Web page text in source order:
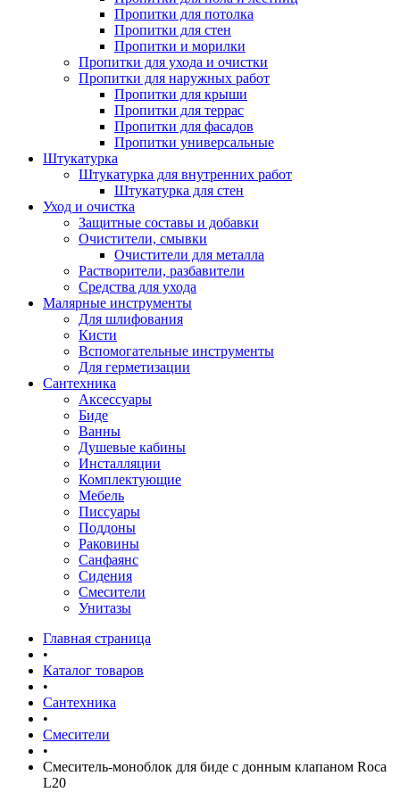
Пропитки для потолка
Пропитки для стен
Пропитки и морилки
Пропитки для ухода и очистки
Пропитки для наружных работ
Пропитки для крыши
Пропитки для террас
Пропитки для фасадов
Пропитки универсальные
Штукатурка
Штукатурка для внутренних работ
Штукатурка для стен
Уход и очистка
Защитные составы и добавки
Очистители, смывки
Очистители для металла
Растворители, разбавители
Средства для ухода
Малярные инструменты
Для шлифования
Кисти
Вспомогательные инструменты
Для герметизации
Сантехника
Аксессуары
Биде
Ванны
Душевые кабины
Инсталляции
Комплектующие
Мебель
Писсуары
Поддоны
Раковины
Санфаянс
Сидения
Смесители
Унитазы
Главная страница
•
Каталог товаров
•
Сантехника
•
Смесители
•
Смеситель-моноблок для биде с донным клапаном Roca
L20